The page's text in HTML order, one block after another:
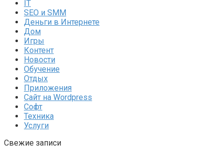
IT
SEO и SMM
Деньги в Интернете
Дом
Игры
Контент
Новости
Обучение
Отдых
Приложения
Сайт на Wordpress
Софт
Техника
Услуги
Свежие записи